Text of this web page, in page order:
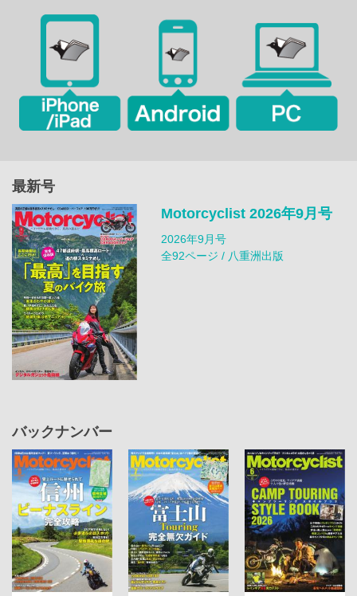
最新号
Motorcyclist 2026年9月号
2026年9月号
全92ページ / 八重洲出版
バックナンバー